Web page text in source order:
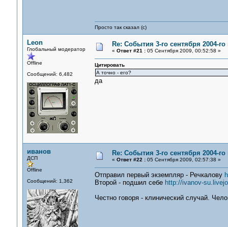
Просто так сказал (с)
Leon
Глобальный модератор
Offline
Сообщений: 6,482
Re: События 3-го сентября 2004-
« Ответ #21 :05 Сентября 2009, 00:52:58 »
Цитировать
А точно - его?
да
иванов
ДСП
Offline
Сообщений: 1,362
Re: События 3-го сентября 2004-
« Ответ #22 :05 Сентября 2009, 02:57:38 »
Отправил первый экземпляр - Речкалову
Второй - подшил себе http://ivanov-
Честно говоря - клинический случай.